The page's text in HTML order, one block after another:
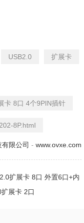
USB2.0
扩展卡
卡 8口 4个9PIN插针
8P.html
限公司 - www.ovxe.com
扩展卡 8口 外置6口+内
展卡 2口